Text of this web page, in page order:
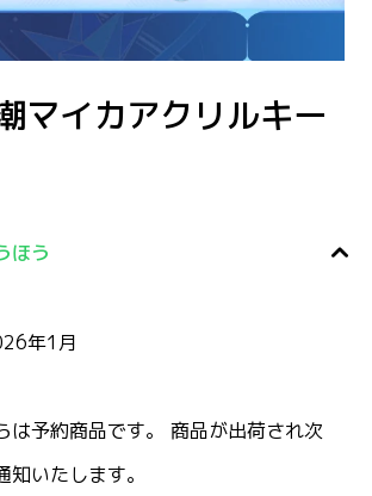
マイカアクリルキー
ほう
年1月
は予約商品です。 商品が出荷され次
いたします。